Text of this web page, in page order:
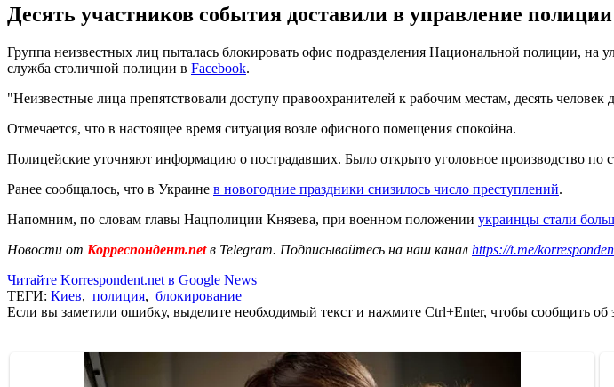
Десять участников события доставили в управление
Группа неизвестных лиц пыталась блокировать офис подразделения Национальной полиции, на
служба столичной полиции в Facebook.
"Неизвестные лица препятствовали доступу правоохранителей к рабочим местам, десять
Отмечается, что в настоящее время ситуация возле офисного помещения спокойна.
Полицейские уточняют информацию о пострадавших. Было открыто уголовное производство по
Ранее сообщалось, что в Украине в новогодние праздники снизилось число преступлений.
Напомним, по словам главы Нацполиции Князева, при военном положении украинцы стали
Новости от Корреспондент.netв Telegram. Подписывайтесь на наш канал https://t.me/
Читайте Korrespondent.net в Google News
ТЕГИ: Киев, полиция, блокирование
Если вы заметили ошибку, выделите необходимый текст и нажмите Ctrl+Enter, чтобы сообщить об